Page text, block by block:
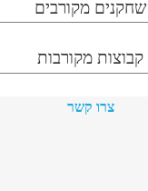
שחקנים מקורבים
קבוצות מקורבות
צרו קשר